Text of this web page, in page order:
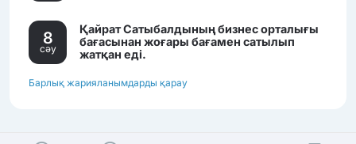
8
сәу
Қайрат Сатыбалдының бизнес орталығы
бағасынан жоғары бағамен сатылып
жатқан еді.
Барлық жарияланымдарды қарау